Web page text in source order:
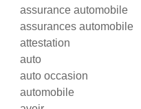
assurance automobile
assurances automobile
attestation
auto
auto occasion
automobile